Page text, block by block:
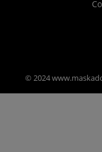
© 2024